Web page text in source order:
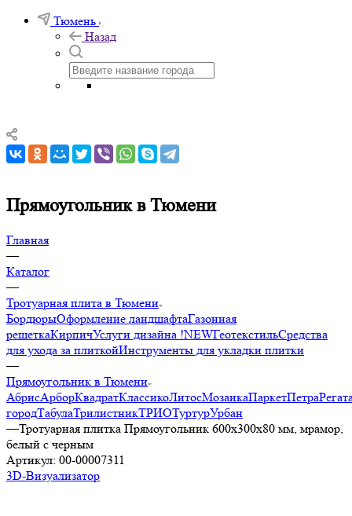
Тюмень
Назад
Прямоугольник в Тюмени
Главная
—
Каталог
—
Тротуарная плита в Тюмени
БордюрыОформление ландшафтаГазонная
решеткаКирпичУслуги дизайна !NEWГеотекстильСредства
для ухода за плиткойИнструменты для укладки плитки
—
Прямоугольник в Тюмени
АбрисАрборКвадратКлассикоЛитосМозаикаПаркетПетра
городТабулаТрилистникТРИОТуртурУрбан
—Тротуарная плитка Прямоугольник 600х300х80 мм, мрамор,
белый с черным
Артикул: 00-00007311
3D-Визуализатор